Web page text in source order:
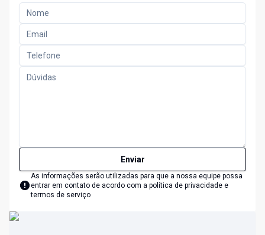
Enviar
As informações serão utilizadas para que a nossa equipe possa
entrar em contato de acordo com a política de privacidade e
termos de serviço